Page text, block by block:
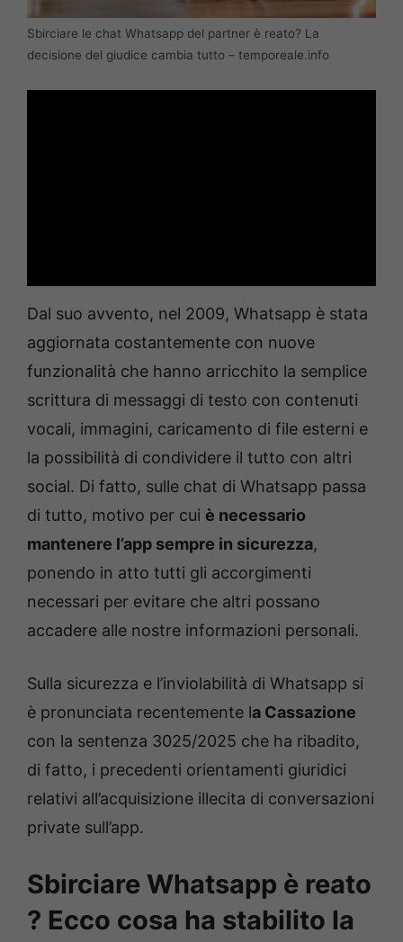
Sbirciare le chat Whatsapp del partner è reato? La
decisione del giudice cambia tutto – temporeale.info
Dal suo avvento, nel 2009, Whatsapp è stata
aggiornata costantemente con nuove
funzionalità che hanno arricchito la semplice
scrittura di messaggi di testo con contenuti
vocali, immagini, caricamento di file esterni e
la possibilità di condividere il tutto con altri
social. Di fatto, sulle chat di Whatsapp passa
di tutto, motivo per cui è necessario
mantenere l’app sempre in sicurezza,
ponendo in atto tutti gli accorgimenti
necessari per evitare che altri possano
accadere alle nostre informazioni personali.
Sulla sicurezza e l’inviolabilità di Whatsapp si
è pronunciata recentemente la Cassazione
con la sentenza 3025/2025 che ha ribadito,
di fatto, i precedenti orientamenti giuridici
relativi all’acquisizione illecita di conversazioni
private sull’app.
Sbirciare Whatsapp è reato
? Ecco cosa ha stabilito la